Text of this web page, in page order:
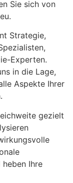
Sie sich von
Strategie,
Experten.
in die Lage,
Aspekte Ihrer
gezielt
heben Ihre